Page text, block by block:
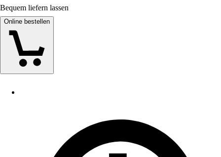
Bequem liefern lassen
Online bestellen